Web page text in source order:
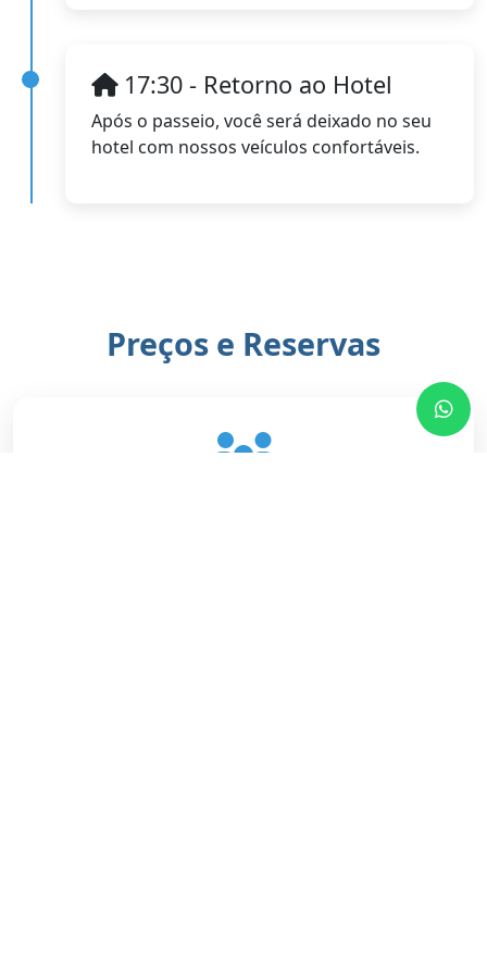
17:30 - Retorno ao Hotel
Após o passeio, você será deixado no seu
hotel com nossos veículos confortáveis.
Preços e Reservas